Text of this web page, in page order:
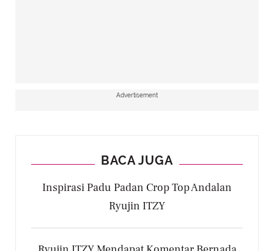
Advertisement
BACA JUGA
Inspirasi Padu Padan Crop Top Andalan
Ryujin ITZY